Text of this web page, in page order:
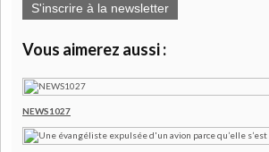
S'inscrire à la newsletter
Vous aimerez aussi :
NEWS1027